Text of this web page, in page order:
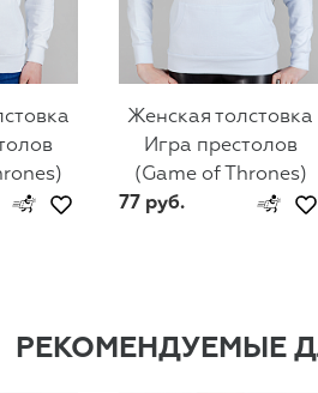
Женская толстовка
Игра престолов
(Game of Thrones)
77 руб.
РЕКОМЕНДУЕМЫЕ